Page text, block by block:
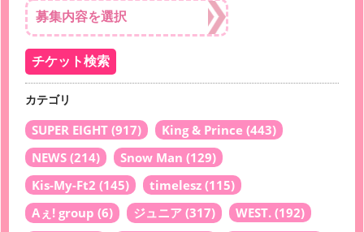
カテゴリ
SUPER EIGHT (917) King & Prince (443)
NEWS (214) Snow Man (129)
Kis-My-Ft2 (145) timelesz (115)
Aぇ! group (6) ジュニア (317) WEST. (192)